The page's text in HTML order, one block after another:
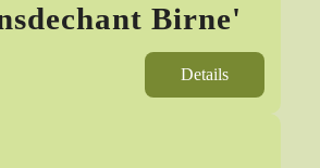
Birne'
Details